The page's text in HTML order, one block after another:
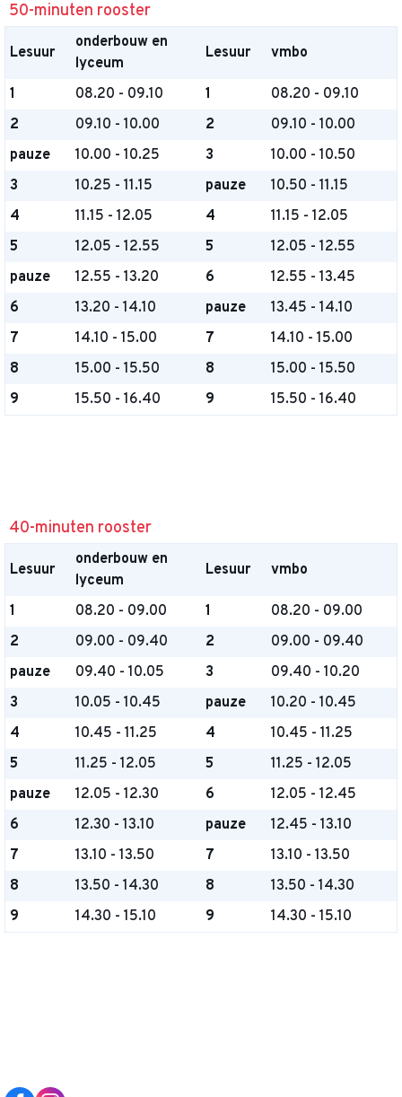
50-minuten rooster
Lesuur
onderbouw en
lyceum
Lesuur vmbo
1 08.20 - 09.10 1
08.20 - 09.10
2
09.10 - 10.00 2
09.10 - 10.00
pauze
10.00 - 10.25 3
10.00 - 10.50
3
10.25 - 11.15 pauze
10.50 - 11.15
4
11.15 - 12.05 4
11.15 - 12.05
5
12.05 - 12.55 5
12.05 - 12.55
pauze
12.55 - 13.20 6
12.55 - 13.45
6
13.20 - 14.10 pauze
13.45 - 14.10
7
14.10 - 15.00 7
14.10 - 15.00
8
15.00 - 15.50 8
15.00 - 15.50
9
15.50 - 16.40 9 15.50 - 16.40
40-minuten rooster
Lesuur
onderbouw en
lyceum
Lesuur vmbo
1 08.20 - 09.00 1
08.20 - 09.00
2
09.00 - 09.40 2
09.00 - 09.40
pauze
09.40 - 10.05 3
09.40 - 10.20
3
10.05 - 10.45 pauze
10.20 - 10.45
4
10.45 - 11.25 4
10.45 - 11.25
5
11.25 - 12.05 5
11.25 - 12.05
pauze
12.05 - 12.30 6
12.05 - 12.45
6
12.30 - 13.10 pauze
12.45 - 13.10
7
13.10 - 13.50 7
13.10 - 13.50
8
13.50 - 14.30 8
13.50 - 14.30
9
14.30 - 15.10 9 14.30 - 15.10